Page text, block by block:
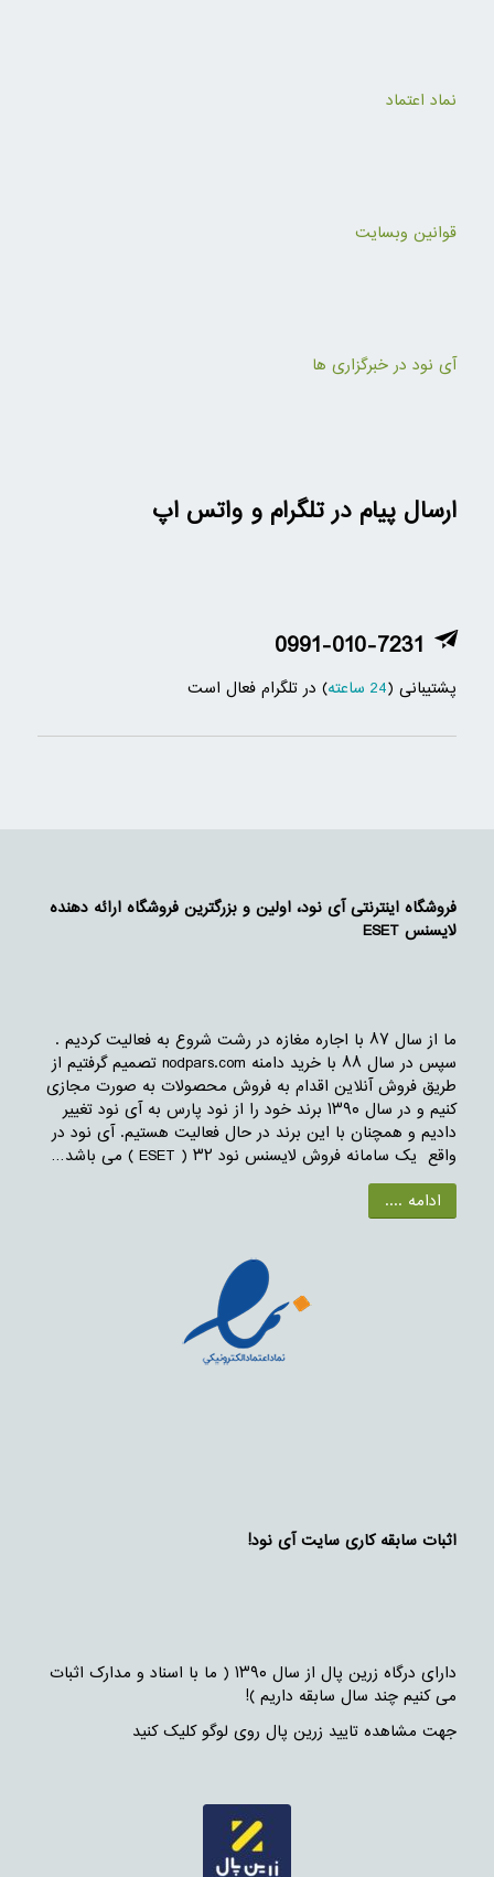
نماد اعتماد
قوانین وبسایت
آی نود در خبرگزاری ها
ارسال پیام در تلگرام و واتس اپ
0991-010-7231
پشتیبانی (24 ساعته ) در تلگرام فعال است
فروشگاه اینترنتی آی نود، اولین و بزرگترین فروشگاه ارائه دهنده
لایسنس ESET
ما از سال ۸۷ با اجاره مغازه در رشت شروع به فعالیت کردیم .
سپس در سال ۸۸ با خرید دامنه nodpars.com تصمیم گرفتیم از
طریق فروش آنلاین اقدام به فروش محصولات به صورت مجازی
کنیم و در سال ۱۳۹۰ برند خود را از نود پارس به آی نود تغییر
دادیم و همچنان با این برند در حال فعالیت هستیم. آی نود در
واقع یک سامانه فروش لایسنس نود ۳۲ ( ESET ) می باشد…
ادامه ....
اثبات سابقه کاری سایت آی نود!
دارای درگاه زرین پال از سال ۱۳۹۰ ( ما با اسناد و مدارک اثبات
می کنیم چند سال سابقه داریم )!
جهت مشاهده تایید زرین پال روی لوگو کلیک کنید